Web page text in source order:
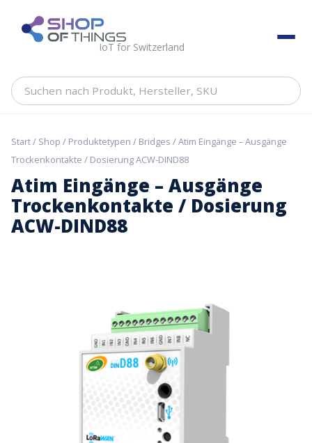
content ShopOfThings
IoT for Switzerland
Suchen
Hersteller,
Start/ Shop / Produktetypen / Bridges / Atim Eingänge – Ausgänge
Trockenkontakte / Dosierung ACW-DIND88
Atim Eingänge – Ausgänge
Trockenkontakte / Dosierung
ACW-DIND88